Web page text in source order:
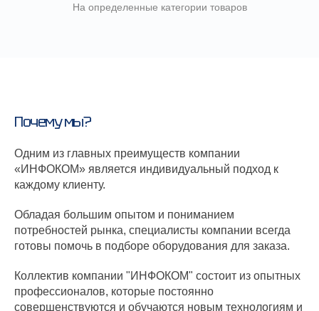
На определенные категории товаров
Почему мы?
Одним из главных преимуществ компании
«ИНФОКОМ» является индивидуальный подход к
каждому клиенту.
Обладая большим опытом и пониманием
потребностей рынка, специалисты компании всегда
готовы помочь в подборе оборудования для заказа.
Коллектив компании "ИНФОКОМ" состоит из опытных
профессионалов, которые постоянно
совершенствуются и обучаются новым технологиям и